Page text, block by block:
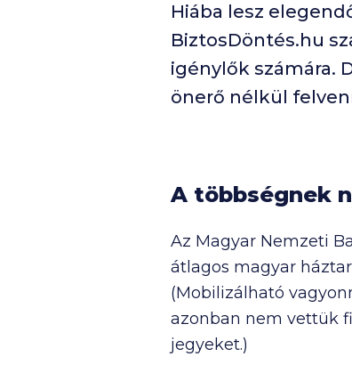
Hiába lesz
BiztosDöntés.hu
igénylők számára.
önerő nélkül
A többségnek
Az Magyar Nemzeti
átlagos magyar
(Mobilizálható
azonban nem vettük
jegyeket.)